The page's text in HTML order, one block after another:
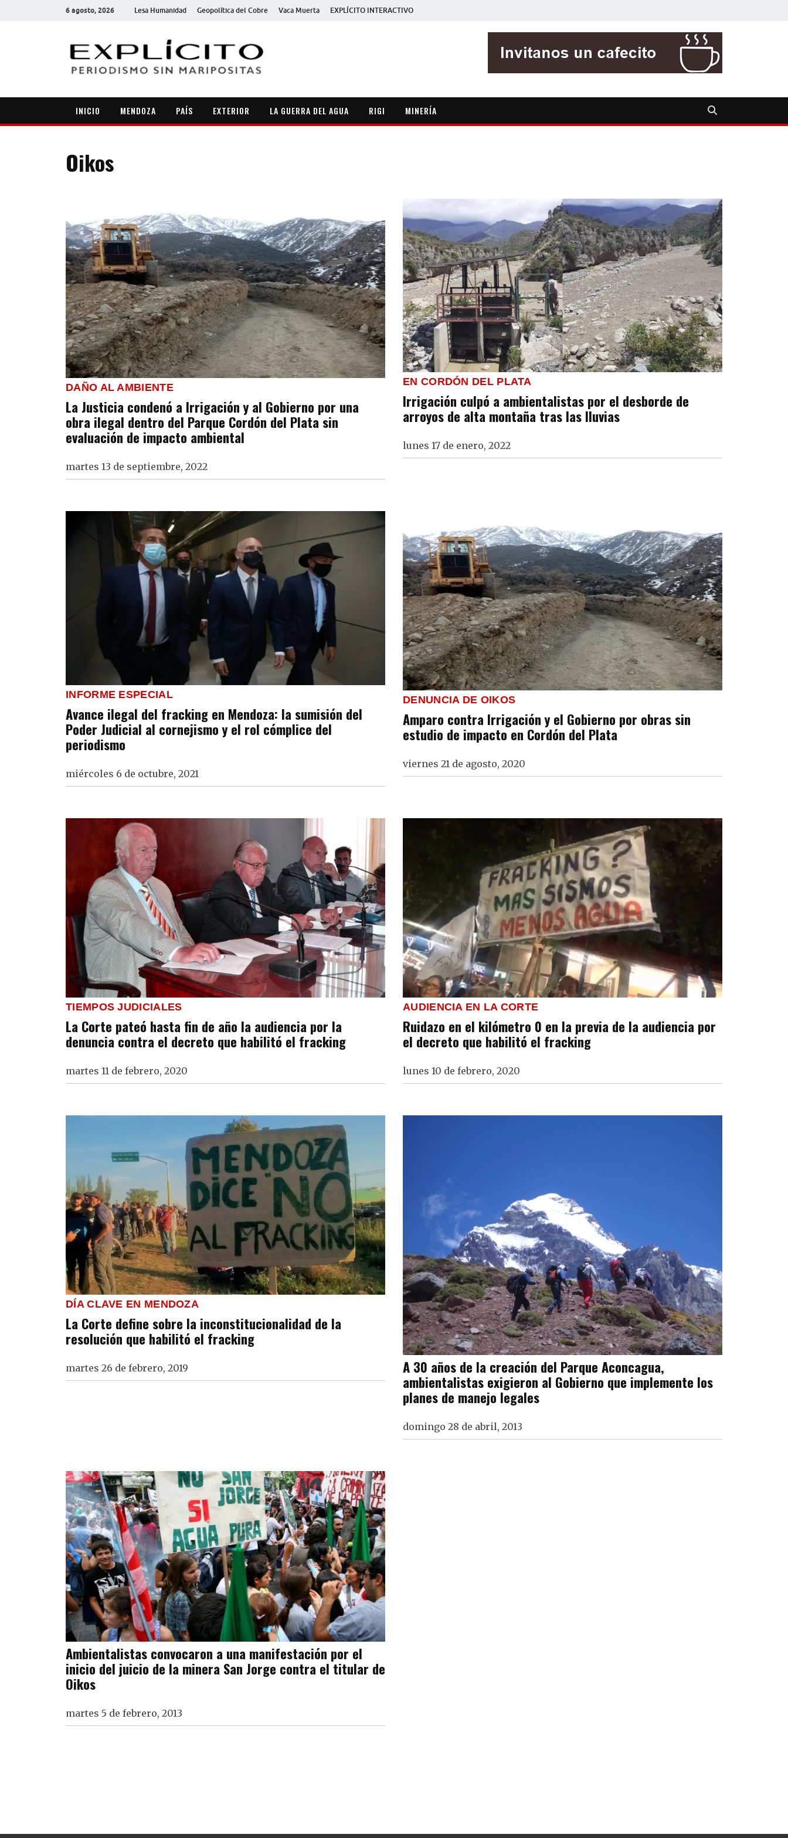
6 agosto, 2026 Lesa Humanidad Geopolítica del Cobre Vaca Muerta EXPLÍCITO INTERACTIVO
INICIO MENDOZA PAÍS EXTERIOR LA GUERRA DEL AGUA RIGI MINERÍA
Oikos
DAÑO AL AMBIENTE
La Justicia condenó a Irrigación y al Gobierno por una
obra ilegal dentro del Parque Cordón del Plata sin
evaluación de impacto ambiental
martes 13 de septiembre, 2022
EN CORDÓN DEL PLATA
Irrigación culpó a ambientalistas por el desborde de
arroyos de alta montaña tras las lluvias
lunes 17 de enero, 2022
INFORME ESPECIAL
Avance ilegal del fracking en Mendoza: la sumisión del
Poder Judicial al cornejismo y el rol cómplice del
periodismo
miércoles 6 de octubre, 2021
DENUNCIA DE OIKOS
Amparo contra Irrigación y el Gobierno por obras sin
estudio de impacto en Cordón del Plata
viernes 21 de agosto, 2020
TIEMPOS JUDICIALES
La Corte pateó hasta fin de año la audiencia por la
denuncia contra el decreto que habilitó el fracking
martes 11 de febrero, 2020
AUDIENCIA EN LA CORTE
Ruidazo en el kilómetro 0 en la previa de la audiencia por
el decreto que habilitó el fracking
lunes 10 de febrero, 2020
DÍA CLAVE EN MENDOZA
La Corte define sobre la inconstitucionalidad de la
resolución que habilitó el fracking
martes 26 de febrero, 2019 A 30 años de la creación del Parque Aconcagua,
ambientalistas exigieron al Gobierno que implemente los
planes de manejo legales
domingo 28 de abril, 2013
Ambientalistas convocaron a una manifestación por el
inicio del juicio de la minera San Jorge contra el titular de
Oikos
martes 5 de febrero, 2013